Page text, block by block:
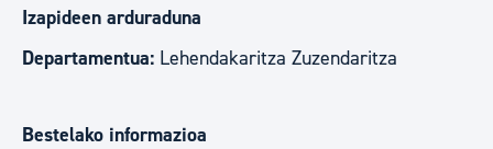
Izapideen arduraduna
Departamentua: Lehendakaritza Zuzendaritza
Bestelako informazioa